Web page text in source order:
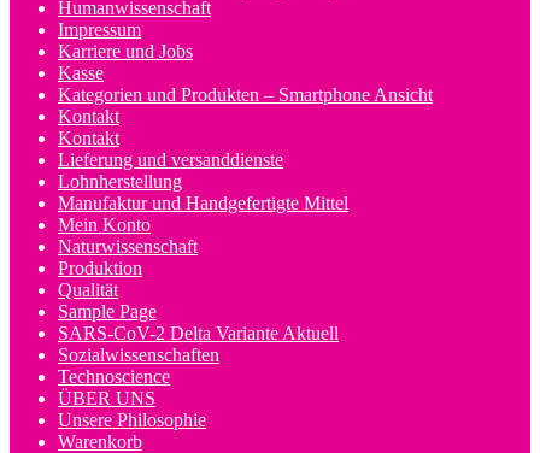
Humanwissenschaft
Impressum
Karriere und Jobs
Kasse
Kategorien und Produkten – Smartphone Ansicht
Kontakt
Kontakt
Lieferung und versanddienste
Lohnherstellung
Manufaktur und Handgefertigte Mittel
Mein Konto
Naturwissenschaft
Produktion
Qualität
Sample Page
SARS-CoV-2 Delta Variante Aktuell
Sozialwissenschaften
Technoscience
ÜBER UNS
Unsere Philosophie
Warenkorb